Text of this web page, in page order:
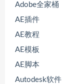
Adobe全家桶
AE插件
AE教程
AE模板
AE脚本
Autodesk软件